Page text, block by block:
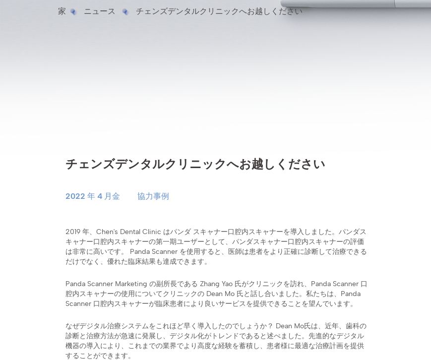
家 ニュース チェンズデンタルクリニックへお越しください
チェンズデンタルクリニックへお越しください
2022 年 4 月金 協力事例
2019 年、Chen's Dental Clinic はパンダ スキャナー口腔内スキャナーを導入しました。パンダス
キャナー口腔内スキャナーの第一期ユーザーとして、パンダスキャナー口腔内スキャナーの評価
は非常に高いです。 Panda Scanner を使用すると、医師は患者をより正確に診断して治療できる
だけでなく、優れた臨床結果も達成できます。
Panda Scanner Marketing の副所長である Zhang Yao 氏がクリニックを訪れ、Panda Scanner 口
腔内スキャナーの使用についてクリニックの Dean Mo 氏と話し合いました。私たちは、Panda
Scanner 口腔内スキャナーが臨床患者により良いサービスを提供できることを望んでいます。
なぜデジタル治療システムをこれほど早く導入したのでしょうか？ Dean Mo氏は、近年、歯科の
診断と治療方法が急速に発展し、デジタル化がトレンドであると述べました。先進的なデジタル
機器の導入により、これまでの業界でより高度な経験を蓄積し、患者様に最適な治療計画を提供
することができます。